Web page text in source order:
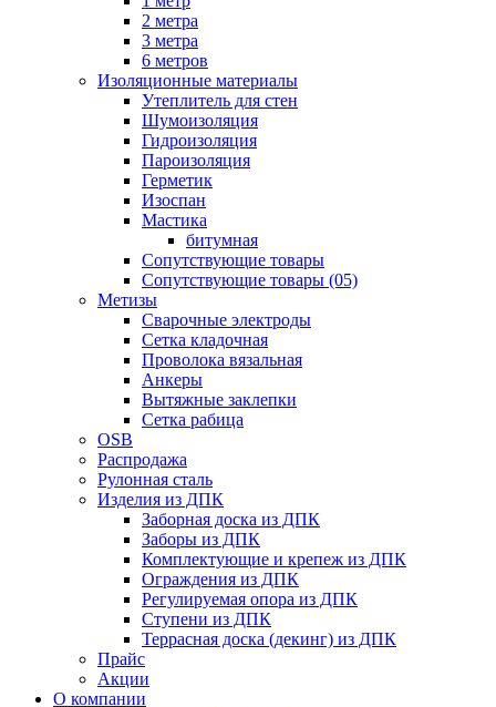
2 метра
3 метра
6 метров
Изоляционные материалы
Утеплитель для стен
Шумоизоляция
Гидроизоляция
Пароизоляция
Герметик
Изоспан
Мастика
битумная
Сопутствующие товары
Сопутствующие товары (05)
Метизы
Сварочные электроды
Сетка кладочная
Проволока вязальная
Анкеры
Вытяжные заклепки
Сетка рабица
OSB
Распродажа
Рулонная сталь
Изделия из ДПК
Заборная доска из ДПК
Заборы из ДПК
Комплектующие и крепеж из ДПК
Ограждения из ДПК
Регулируемая опора из ДПК
Ступени из ДПК
Террасная доска (декинг) из ДПК
Прайс
Акции
О компании